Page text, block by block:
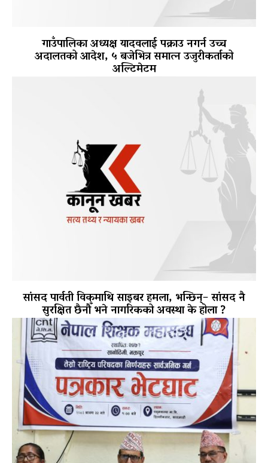
गाउँपालिका अध्यक्ष यादवलाई पक्राउ नगर्न उच्च
अदालतको आदेश, ५ बजेभित्र समात्न उजुरीकर्ताको
अल्टिमेटम
सांसद पार्वती विकमाथि साइबर हमला, भन्छिन्– सांसद नै
सुरक्षित छैनौँ भने नागरिकको अवस्था के होला ?